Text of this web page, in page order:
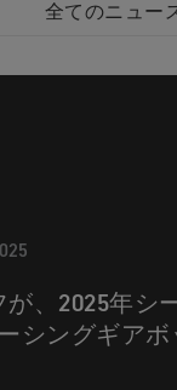
全てのニュー
が、2025年シ
シングギアボ